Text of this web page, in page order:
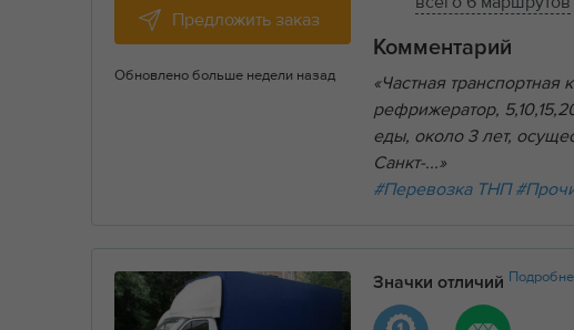
Предложить заказ
Обновлено больше недели назад
Комментарий
«Частная
рефрижератор,
еды, около 3 лет,
Санкт-...»
#Перевозка ТНП
Значки отличий